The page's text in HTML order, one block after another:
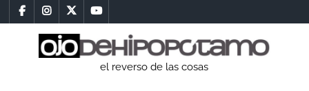
facebookinstagram
x youtube
el reverso de las cosas